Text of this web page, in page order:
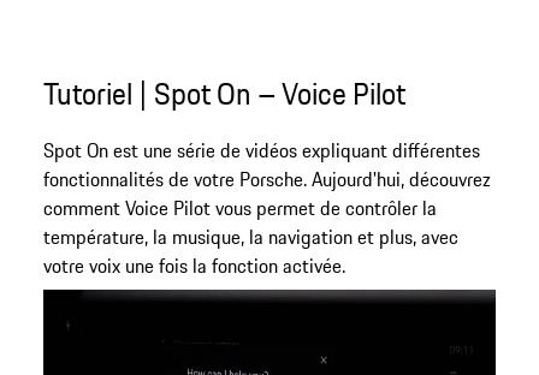
Tutoriel | Spot On – Voice Pilot
Spot On est une série de vidéos expliquant différentes
fonctionnalités de votre Porsche. Aujourd'hui, découvrez
comment Voice Pilot vous permet de contrôler la
température, la musique, la navigation et plus, avec
votre voix une fois la fonction activée.